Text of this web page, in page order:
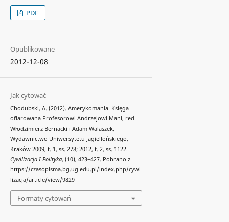
PDF
Opublikowane
2012-12-08
Jak cytować
Chodubski, A. (2012). Amerykomania. Księga
ofiarowana Profesorowi Andrzejowi Mani, red.
Włodzimierz Bernacki i Adam Walaszek,
Wydawnictwo Uniwersytetu Jagiellońskiego,
Kraków 2009, t. 1, ss. 278; 2012, t. 2, ss. 1122.
Cywilizacja I Polityka, (10), 423–427. Pobrano z
https://czasopisma.bg.ug.edu.pl/index.php/cywi
lizacja/article/view/9829
Formaty cytowań